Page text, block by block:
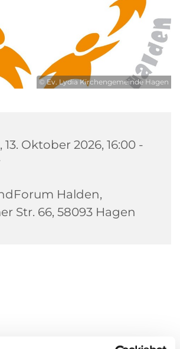
© Ev. Lydia Kirchengemeinde Hagen
Oktober 2026, 16:00 -
Halden,
Str. 66, 58093 Hagen